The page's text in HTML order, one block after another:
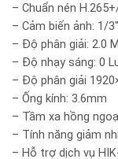
– Chuẩn nén
– Cảm biến ảnh: 1/
– Độ phân giải: 2.0
– Độ nhạy sáng: 0
– Độ phân giải
– Ống kính: 3.6mm
– Tầm xa hồng
– Tính năng giảm
– Hỗ trợ dịch vụ